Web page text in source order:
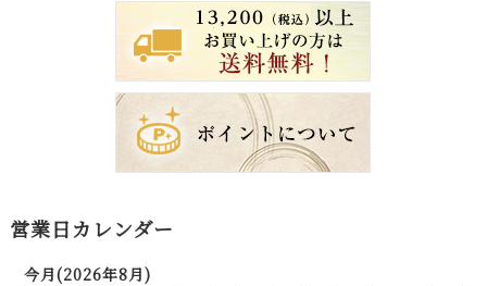
営業日カレンダー
今月(2026年8月)